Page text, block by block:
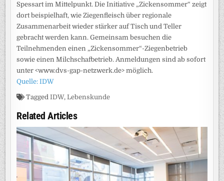
Spessart im Mittelpunkt. Die Initiative „Zickensommer“ zeigt
dort beispielhaft, wie Ziegenfleisch über regionale
Zusammenarbeit wieder stärker auf Tisch und Teller
gebracht werden kann. Gemeinsam besuchen die
Teilnehmenden einen „Zickensommer“-Ziegenbetrieb
sowie einen Milchschafbetrieb. Anmeldungen sind ab sofort
unter <www.dvs-gap-netzwerk.de> möglich.
Quelle: IDW
TaggedIDW,Lebenskunde
Related Articles